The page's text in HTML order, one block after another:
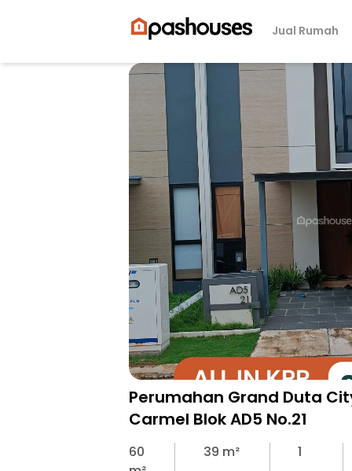
Jual Rumah
Perumahan Grand Duta
Carmel Blok AD5 No.21
60
39 m² 1